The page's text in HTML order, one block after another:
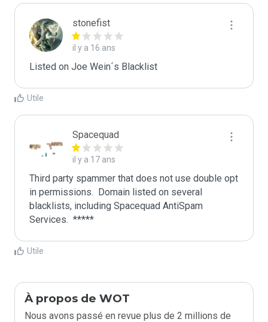
stonefist
il y a 16 ans
Listed on Joe Wein´s Blacklist
Utile
Spacequad
il y a 17 ans
Third party spammer that does not use double opt
in permissions.  Domain listed on several
blacklists, including Spacequad AntiSpam
Utile
À propos de WOT
Nous avons passé en revue plus de 2 millions de